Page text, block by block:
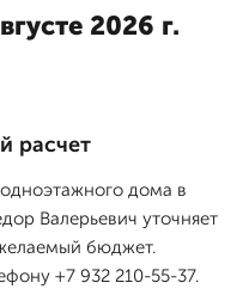
2026 г.
расчет
одноэтажного дома в
Валерьевич уточняет
бюджет.
+7 932 210-55-37.